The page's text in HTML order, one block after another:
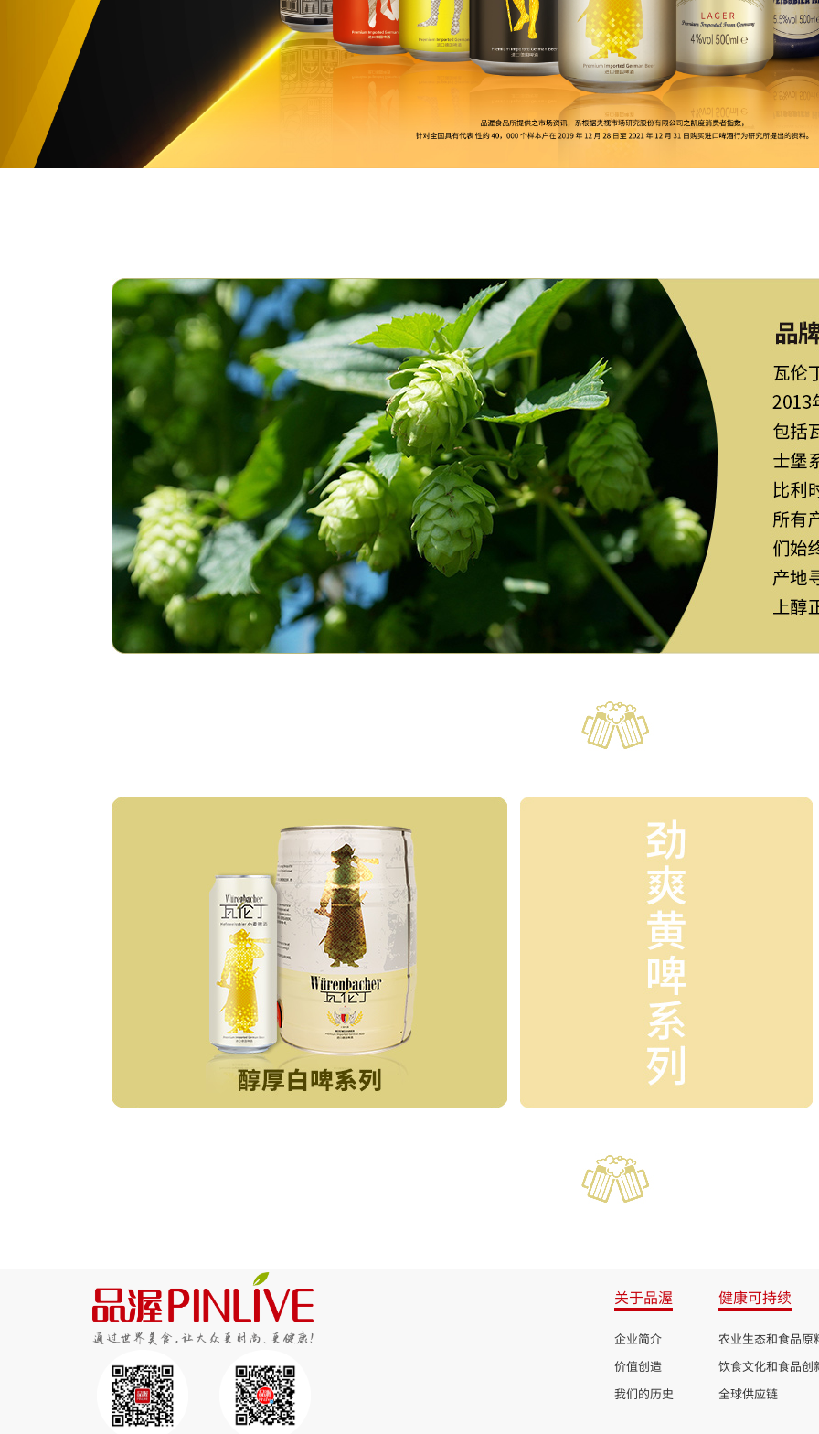
关于品渥
企业简介
价值创造
我们的历史
健康可持续
农业生态和食品原
饮食文化和食品创
全球供应链